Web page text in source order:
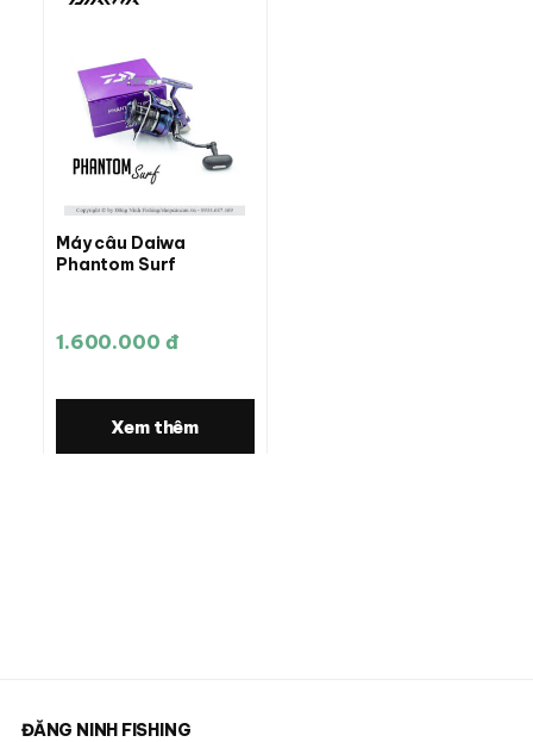
Máy câu Daiwa
Phantom Surf
1.600.000 đ
Xem thêm
ĐĂNG NINH FISHING